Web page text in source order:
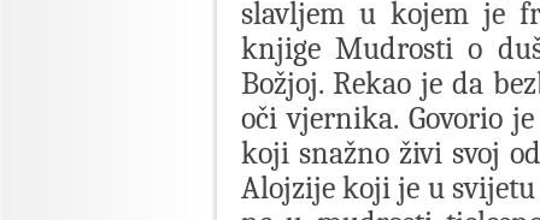
slavljem u kojem je
knjige Mudrosti o
Božjoj. Rekao je da
oči vjernika. Govorio
koji snažno živi svoj
Alojzije koji je u